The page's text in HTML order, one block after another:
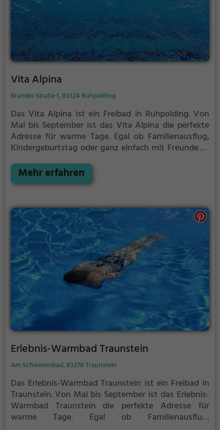
Vita Alpina
Brander Straße 1, 83324 Ruhpolding
Das Vita Alpina ist ein Freibad in Ruhpolding. Von
Mai bis September ist das Vita Alpina die perfekte
Adresse für warme Tage. Egal ob Familienausflug,
Kindergeburtstag oder ganz einfach mit Freunden -
gutem Wetter kann die Freibadsaison im Vita Alpina
auch verlängert werden. Informationen hierzu
Mehr erfahren
Erlebnis-Warmbad Traunstein
Am Schwimmbad, 83278 Traunstein
Das Erlebnis-Warmbad Traunstein ist ein Freibad in
Traunstein. Von Mai bis September ist das Erlebnis-
Warmbad Traunstein die perfekte Adresse für
warme Tage. Egal ob Familienausflug,